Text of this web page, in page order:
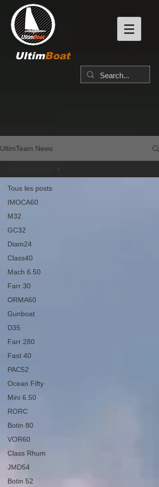
UltimBoat
UltimTeam News
Tous les posts
IMOCA60
M32
GC32
Diam24
Class40
Mach 6.50
Farr 30
ORMA60
Gunboat
D35
Farr 280
Fast 40
PAC52
Ocean Fifty
Mini 6.50
RORC
Botin 80
VOR60
Class Rhum
JMD54
Botin 52